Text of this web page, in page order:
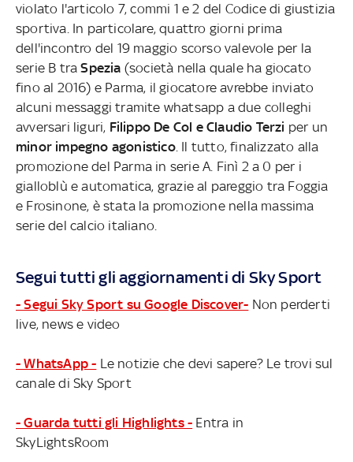
violato l'articolo 7, commi 1 e 2 del Codice di giustizia
sportiva. In particolare, quattro giorni prima
dell'incontro del 19 maggio scorso valevole per la
serie B traSpezia (società nella quale ha giocato
fino al 2016) e Parma, il giocatore avrebbe inviato
alcuni messaggi tramite whatsapp a due colleghi
avversari liguri, Filippo De Col e Claudio Terzi per un
minor impegno agonistico. Il tutto, finalizzato alla
promozione del Parma in serie A. Finì 2 a 0 per i
gialloblù e automatica, grazie al pareggio tra Foggia
e Frosinone, è stata la promozione nella massima
serie del calcio italiano.
Segui tutti gli aggiornamenti di Sky Sport
- Segui Sky Sport su Google Discover- Non perderti
live, news e video
- WhatsApp - Le notizie che devi sapere? Le trovi sul
canale di Sky Sport
- Guarda tutti gli Highlights - Entra in
SkyLightsRoom